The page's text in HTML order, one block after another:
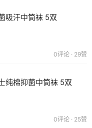
吸汗中筒袜 5双
0评论 · 29赞
纯棉抑菌中筒袜 5双
0评论 · 25赞